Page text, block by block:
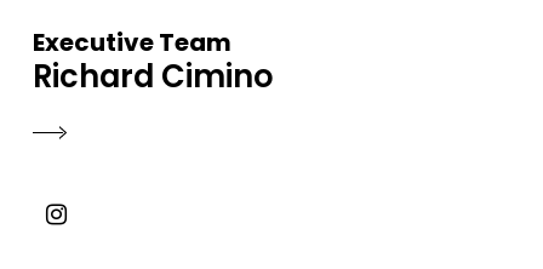
Executive Team
Richard Cimino